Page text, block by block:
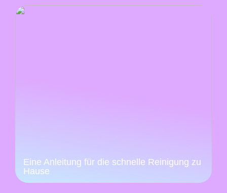
Eine Anleitung für die schnelle Reinigung zu
Hause